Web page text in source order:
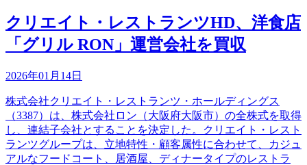
クリエイト・レストランツHD、洋食店
「グリル RON」運営会社を買収
2026年01月14日
株式会社クリエイト・レストランツ・ホールディングス
（3387）は、株式会社ロン（大阪府大阪市）の全株式を取得
し、連結子会社とすることを決定した。クリエイト・レスト
ランツグループは、立地特性・顧客属性に合わせて、カジュ
アルなフードコート、居酒屋、ディナータイプのレストラ